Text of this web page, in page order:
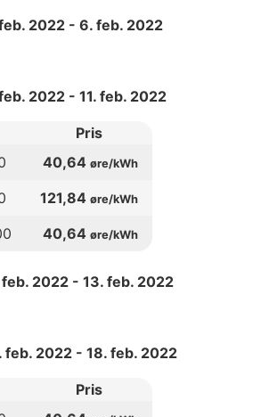
2022 - 6. feb. 2022
2022 - 11. feb. 2022
Pris
40,64 øre/kWh
121,84 øre/kWh
40,64 øre/kWh
feb. 2022 - 13. feb. 2022
feb. 2022 - 18. feb. 2022
Pris